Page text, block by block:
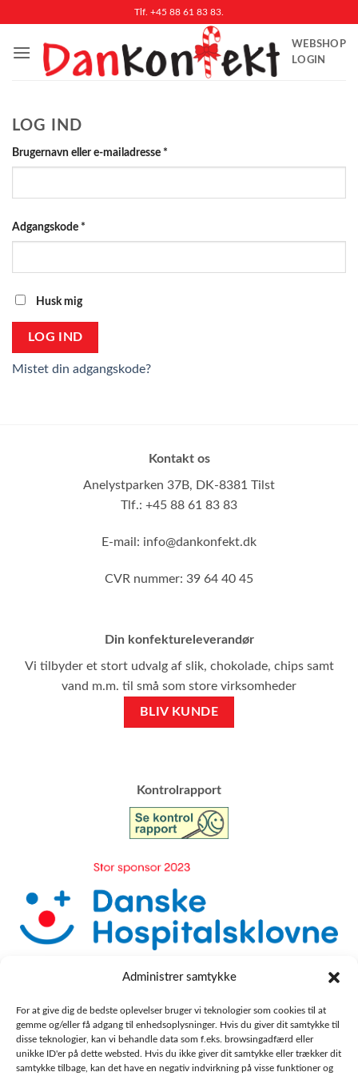
Administrer samtykke
For at give dig de bedste oplevelser bruger vi teknologier som cookies til at
gemme og/eller få adgang til enhedsoplysninger. Hvis du giver dit samtykke til
disse teknologier, kan vi behandle data som f.eks. browsingadfærd eller
unikke ID'er på dette websted. Hvis du ikke giver dit samtykke eller trækker dit
samtykke tilbage, kan det have en negativ indvirkning på visse funktioner og
indhold
Tlf. +45 88 61 83 83.
WEBSHOP
LOGIN
LOG IND
Brugernavn eller e-mailadresse *
Adgangskode *
Husk mig
LOG IND
Mistet din adgangskode?
Kontakt os
Anelystparken 37B, DK-8381 Tilst
Tlf.: +45 88 61 83 83
E-mail: info@dankonfekt.dk
CVR nummer: 39 64 40 45
Din konfektureleverandør
Vi tilbyder et stort udvalg af slik, chokolade, chips samt
vand m.m. til små som store virksomheder
BLIV KUNDE
​Kontrolrapport